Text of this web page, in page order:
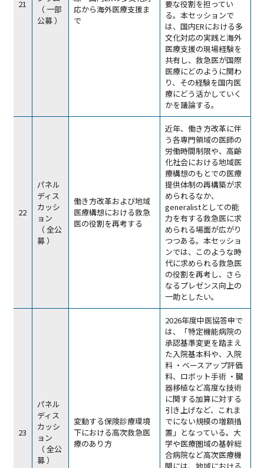
21
（ 一部
公募 ）
応から海外医療支援ま
で
要な役割を担ってい
る。本セッションで
は、国内ERにおける多
文化対応の実践と海外
医療支援の現場経験を
共有し、救急医が国際
医療にどのように関わ
り、その経験を国内医
療にどう活かしていく
かを議論する。
22
パネル
ディス
カッシ
ョン
（ 全公
募 ）
働き方改革および地域
医療構想における救急
医の役割を再考する
近年、働き方改革に伴
う各専門領域の医師の
労働時間制限や、高齢
化社会における地域医
療構想のもとでの医療
提供体制の再構築が求
められるなか、
generalistとしての能
力を有する救急医に求
められる場面が広がり
つつある。本セッショ
ンでは、このような時
代に求められる救急医
の役割を再考し、さら
なるプレゼンス向上の
一助としたい。
23
パネル
ディス
カッシ
ョン
（ 全公
募 ）
変動する保険診療環境
下における高次救急医
療のあり方
2026年度中医協答申で
は、「特定機能病院の
承認基準変更を踏まえ
た入院基本料や、入院
料 ・ベースアップ評価
料、ロボット手術 ・臓
器移植など高度な技術
に関する加算に対する
引き上げなど、これま
でにない規模の増額措
置」となっている。大
学や医療圏域の基幹総
合病院など高次医療機
関には、地域における